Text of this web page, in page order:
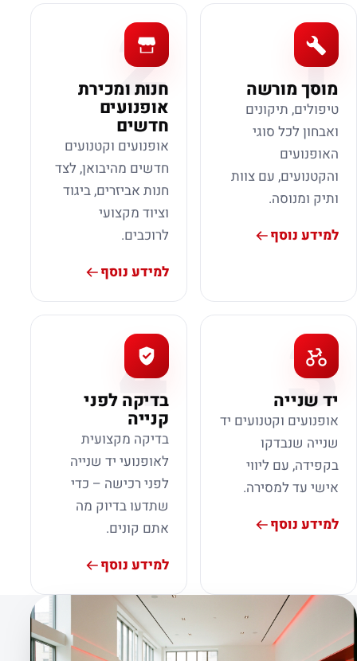
1
מוסך מורשה
טיפולים, תיקונים
ואבחון לכל סוגי
האופנועים
והקטנועים, עם צוות
ותיק ומנוסה.
למידע נוסף
2
חנות ומכירת
אופנועים
חדשים
אופנועים וקטנועים
חדשים מהיבואן, לצד
חנות אביזרים, ביגוד
וציוד מקצועי
לרוכבים.
למידע נוסף
3
יד שנייה
אופנועים וקטנועים יד
שנייה שנבדקו
בקפידה, עם ליווי
אישי עד למסירה.
למידע נוסף
4
בדיקה לפני
קנייה
בדיקה מקצועית
לאופנועי יד שנייה
לפני רכישה – כדי
שתדעו בדיוק מה
אתם קונים.
למידע נוסף